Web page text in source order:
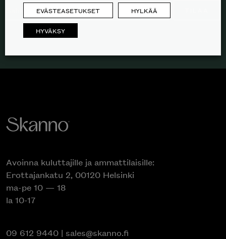
Avoinna kuluttajille ja ammattilaisille:
Erottajankatu 2, 00120 Helsinki
ma-pe 10 — 18
la 10-17
09 612 9440 | sales@skanno.fi
Inspiroidu italialaisen merkin laadukkaasta
EVÄSTEASETUKSET HYLKÄÄ
HYVÄKSY